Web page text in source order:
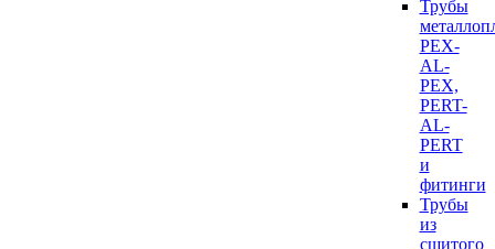
Трубы
PEX-
AL-
PEX,
PERT-
AL-
PERT
и
фитинги
Трубы
из
сшитого